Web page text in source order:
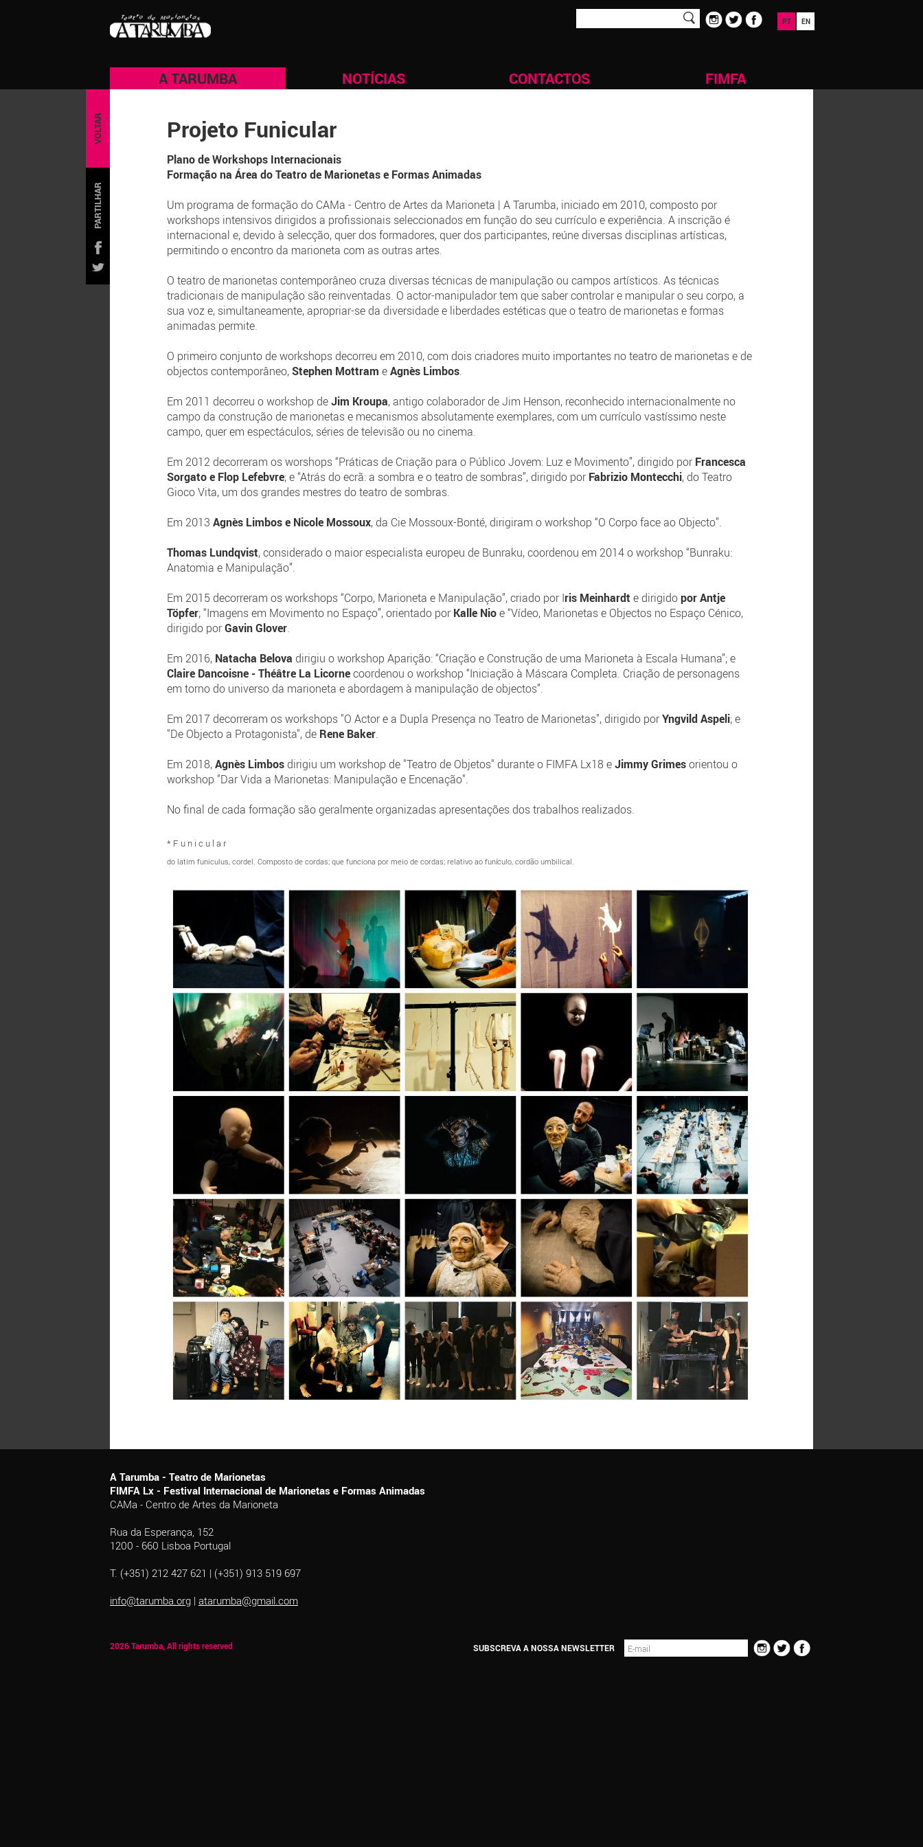
A TARUMBA NOTÍCIAS CONTACTOS FIMFA
PT EN
VOLTAR
PARTILHAR
Projeto Funicular
Plano de Workshops Internacionais
Formação na Área do Teatro de Marionetas e Formas Animadas
Um programa de formação do CAMa - Centro de Artes da Marioneta | A Tarumba, iniciado em 2010, composto por
workshops intensivos dirigidos a profissionais seleccionados em função do seu currículo e experiência. A inscrição é
internacional e, devido à selecção, quer dos formadores, quer dos participantes, reúne diversas disciplinas artísticas,
permitindo o encontro da marioneta com as outras artes.
O teatro de marionetas contemporâneo cruza diversas técnicas de manipulação ou campos artísticos. As técnicas
tradicionais de manipulação são reinventadas. O actor-manipulador tem que saber controlar e manipular o seu corpo, a
sua voz e, simultaneamente, apropriar-se da diversidade e liberdades estéticas que o teatro de marionetas e formas
animadas permite.
O primeiro conjunto de workshops decorreu em 2010, com dois criadores muito importantes no teatro de marionetas e de
objectos contemporâneo,Stephen Mottram eAgnès Limbos.
Em 2011 decorreu o workshop deJim Kroupa, antigo colaborador de Jim Henson, reconhecido internacionalmente no
campo da construção de marionetas e mecanismos absolutamente exemplares, com um currículo vastíssimo neste
campo, quer em espectáculos, séries de televisão ou no cinema.
Em 2012 decorreram os worshops “Práticas de Criação para o Público Jovem: Luz e Movimento”, dirigido porFrancesca
Sorgato e Flop Lefebvre; e “Atrás do ecrã: a sombra e o teatro de sombras”, dirigido porFabrizio Montecchi, do Teatro
Gioco Vita, um dos grandes mestres do teatro de sombras.
Em 2013Agnès Limbos e Nicole Mossoux, da Cie Mossoux-Bonté, dirigiram o workshop “O Corpo face ao Objecto”.
Thomas Lundqvist, considerado o maior especialista europeu de Bunraku, coordenou em 2014 o workshop “Bunraku:
Anatomia e Manipulação”.
Em 2015 decorreram os workshops “Corpo, Marioneta e Manipulação”, criado por Iris Meinhardte dirigidopor Antje
Töpfer; “Imagens em Movimento no Espaço”, orientado porKalle Nioe “Vídeo, Marionetas e Objectos no Espaço Cénico,
dirigido porGavin Glover.
Em 2016, Natacha Belova dirigiu o workshop Aparição: “Criação e Construção de uma Marioneta à Escala Humana”; e
Claire Dancoisne - Théâtre La Licornecoordenou o workshop “Iniciação à Máscara Completa. Criação de personagens
em torno do universo da marioneta e abordagem à manipulação de objectos”.
Em 2017 decorreram os workshops "O Actor e a Dupla Presença no Teatro de Marionetas", dirigido porYngvild Aspeli; e
"De Objecto a Protagonista", de Rene Baker.
Em 2018,Agnès Limbos dirigiu um workshop de "Teatro de Objetos" durante o FIMFA Lx18 eJimmy Grimesorientou o
workshop "Dar Vida a Marionetas: Manipulação e Encenação".
No final de cada formação são geralmente organizadas apresentações dos trabalhos realizados.
* F u n i c u l a r
do latim funiculus, cordel. Composto de cordas; que funciona por meio de cordas; relativo ao funículo, cordão umbilical.
A Tarumba - Teatro de Marionetas
FIMFA Lx - Festival Internacional de Marionetas e Formas Animadas
CAMa - Centro de Artes da Marioneta
Rua da Esperança, 152
1200 - 660 Lisboa Portugal
T. (+351) 212 427 621 | (+351) 913 519 697
info@tarumba.org | atarumba@gmail.com
2026 Tarumba, All rights reserved SUBSCREVA A NOSSA NEWSLETTER